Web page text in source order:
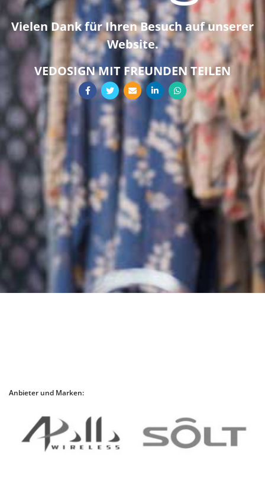
Vielen Dank für Ihren Besuch auf unserer
Website.
VEDOSIGN MIT FREUNDEN TEILEN
Anbieter und Marken: